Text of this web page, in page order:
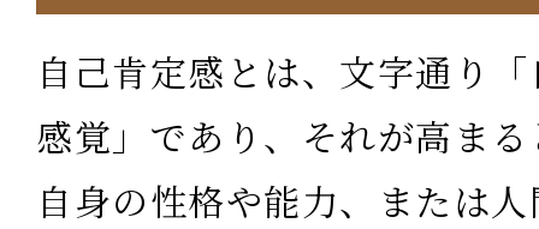
自己肯定感とは、文字通り
感覚」であり、それが高ま
自身の性格や能力、または